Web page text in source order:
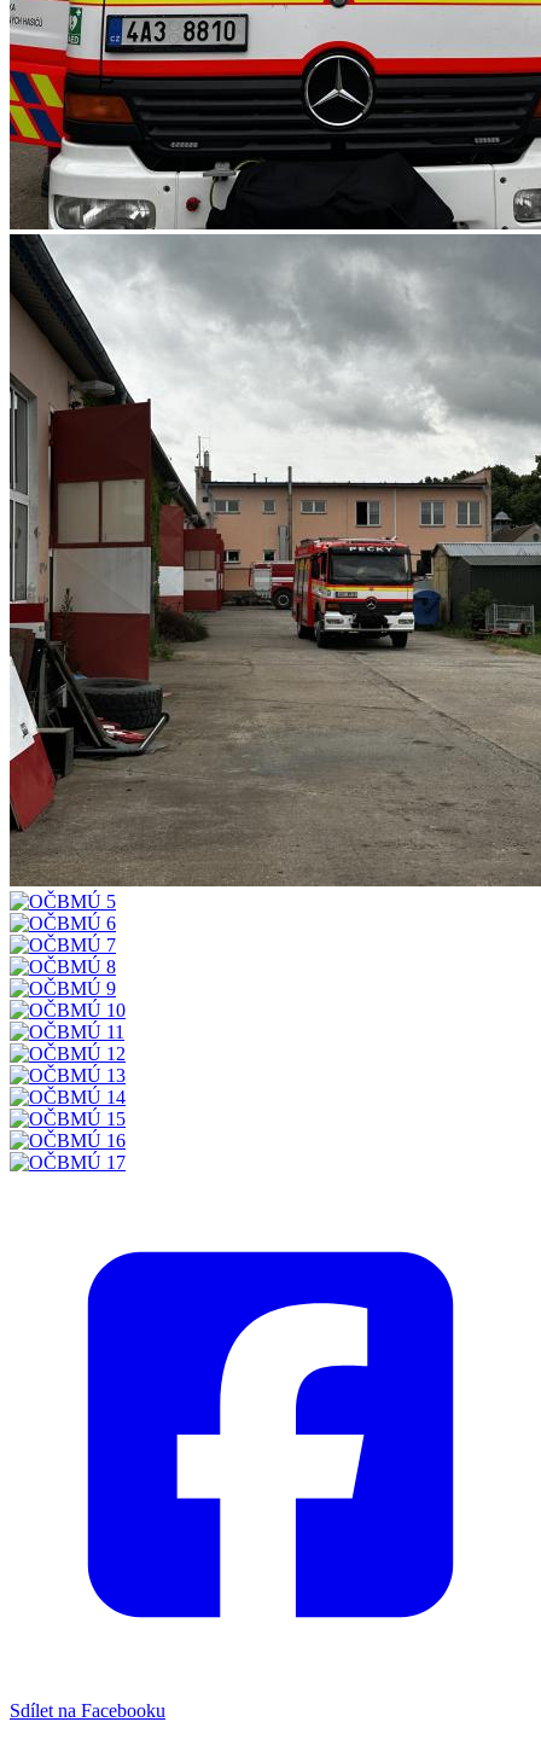
Sdílet na Facebooku